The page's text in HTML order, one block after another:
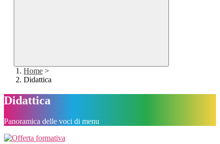
Home >
Didattica
Didattica
Panoramica delle voci di menu